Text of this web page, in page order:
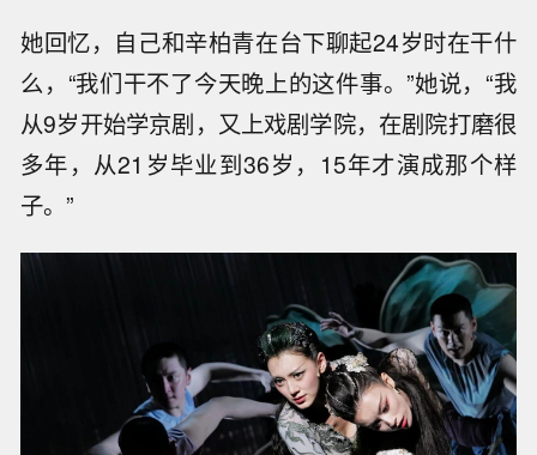
她回忆，自己和辛柏青在台下聊起24岁时在干什
么，“我们干不了今天晚上的这件事。”她说，“我
从9岁开始学京剧，又上戏剧学院，在剧院打磨很
多年，从21岁毕业到36岁，15年才演成那个样
子。”